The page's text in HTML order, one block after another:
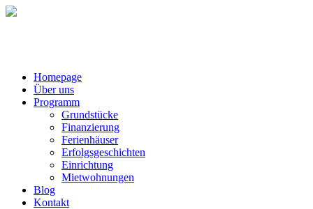
Homepage
Über uns
Programm
Grundstücke
Finanzierung
Ferienhäuser
Erfolgsgeschichten
Einrichtung
Mietwohnungen
Blog
Kontakt